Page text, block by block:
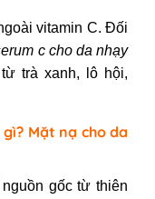
vitamin C. Đối
c cho da nhạy
trà xanh, lô hội,
Mặt nạ cho da
gốc từ thiên